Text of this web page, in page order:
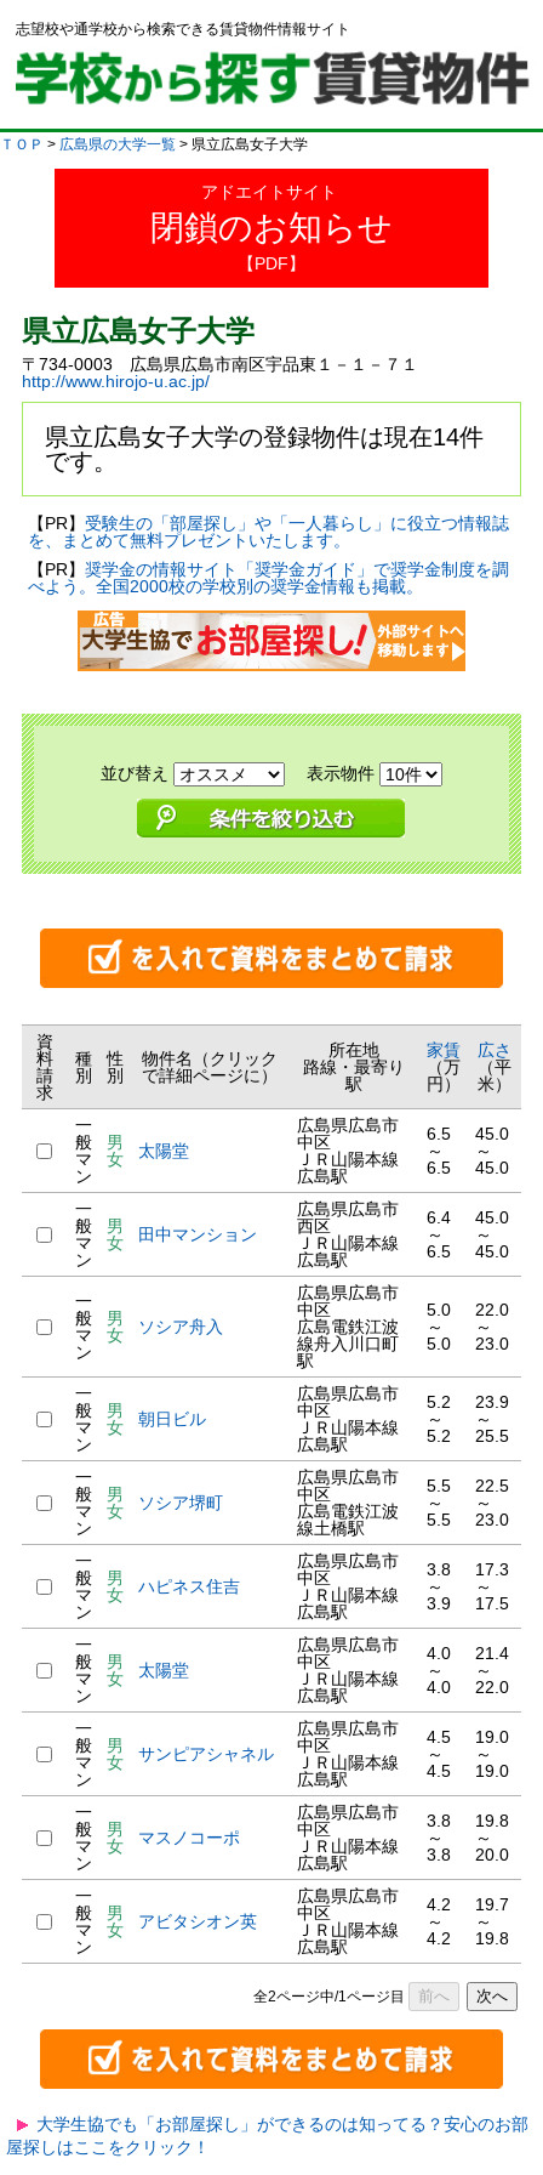
志望校や通学校から検索できる賃貸物件情報サイト
ＴＯＰ > 広島県の大学一覧 > 県立広島女子大学
アドエイトサイト
閉鎖のお知らせ
【PDF】
県立広島女子大学
〒734-0003 広島県広島市南区宇品東１－１－７１
http://www.hirojo-u.ac.jp/
県立広島女子大学の登録物件は現在14件
です。
【PR】 受験生の「部屋探し」や「一人暮らし」に役立つ情報誌
を、まとめて無料プレゼントいたします。
【PR】 奨学金の情報サイト「奨学金ガイド」で奨学金制度を調
べよう。全国2000校の学校別の奨学金情報も掲載。
並び替え 表示物件
資
料
請
求
種
別
性
別
物件名（クリック
で詳細ページに）
所在地
路線・最寄り
駅
家賃
（万
円）
広さ
（平
米）
一
般
マ
ン
男
女
太陽堂
広島県広島市
中区
ＪＲ山陽本線
広島駅
6.5
～
6.5
45.0
～
45.0
一
般
マ
ン
男
女
田中マンション
広島県広島市
西区
ＪＲ山陽本線
広島駅
6.4
～
6.5
45.0
～
45.0
一
般
マ
ン
男
女
ソシア舟入
広島県広島市
中区
広島電鉄江波
線舟入川口町
駅
5.0
～
5.0
22.0
～
23.0
一
般
マ
ン
男
女
朝日ビル
広島県広島市
中区
ＪＲ山陽本線
広島駅
5.2
～
5.2
23.9
～
25.5
一
般
マ
ン
男
女
ソシア堺町
広島県広島市
中区
広島電鉄江波
線土橋駅
5.5
～
5.5
22.5
～
23.0
一
般
マ
ン
男
女
ハピネス住吉
広島県広島市
中区
ＪＲ山陽本線
広島駅
3.8
～
3.9
17.3
～
17.5
一
般
マ
ン
男
女
太陽堂
広島県広島市
中区
ＪＲ山陽本線
広島駅
4.0
～
4.0
21.4
～
22.0
一
般
マ
ン
男
女
サンピアシャネル
広島県広島市
中区
ＪＲ山陽本線
広島駅
4.5
～
4.5
19.0
～
19.0
一
般
マ
ン
男
女
マスノコーポ
広島県広島市
中区
ＪＲ山陽本線
広島駅
3.8
～
3.8
19.8
～
20.0
一
般
マ
ン
男
女
アビタシオン英
広島県広島市
中区
ＪＲ山陽本線
広島駅
4.2
～
4.2
19.7
～
19.8
全2ページ中/1ページ目 前へ 次へ
大学生協でも「お部屋探し」ができるのは知ってる？安心のお部
屋探しはここをクリック！